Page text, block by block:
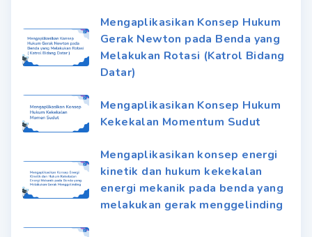
Mengaplikasikan Konsep Hukum
Gerak Newton pada Benda yang
Melakukan Rotasi (Katrol Bidang
Datar)
Mengaplikasikan Konsep Hukum
Kekekalan Momentum Sudut
Mengaplikasikan konsep energi
kinetik dan hukum kekekalan
energi mekanik pada benda yang
melakukan gerak menggelinding